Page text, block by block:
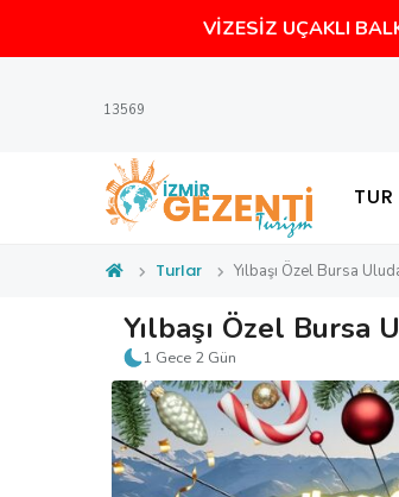
VİZESİZ UÇAKLI
13569
TUR
Turlar Yılbaşı Özel Bursa
Yılbaşı Özel Bursa
1 Gece 2 Gün